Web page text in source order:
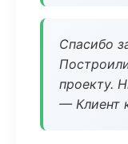
Спасибо
проекту.
— Клиент